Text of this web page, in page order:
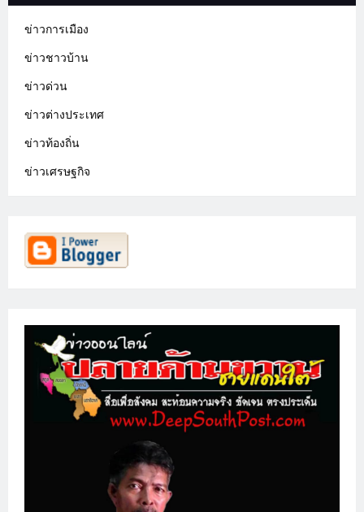
ข่าวการเมือง
ข่าวชาวบ้าน
ข่าวด่วน
ข่าวต่างประเทศ
ข่าวท้องถิ่น
ข่าวเศรษฐกิจ